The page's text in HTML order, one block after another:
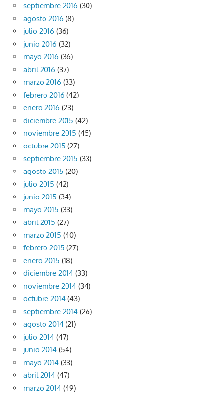
septiembre 2016 (30)
agosto 2016 (8)
julio 2016 (36)
junio 2016 (32)
mayo 2016 (36)
abril 2016 (37)
marzo 2016 (33)
febrero 2016 (42)
enero 2016 (23)
diciembre 2015 (42)
noviembre 2015 (45)
octubre 2015 (27)
septiembre 2015 (33)
agosto 2015 (20)
julio 2015 (42)
junio 2015 (34)
mayo 2015 (33)
abril 2015 (27)
marzo 2015 (40)
febrero 2015 (27)
enero 2015 (18)
diciembre 2014 (33)
noviembre 2014 (34)
octubre 2014 (43)
septiembre 2014 (26)
agosto 2014 (21)
julio 2014 (47)
junio 2014 (54)
mayo 2014 (33)
abril 2014 (47)
marzo 2014 (49)